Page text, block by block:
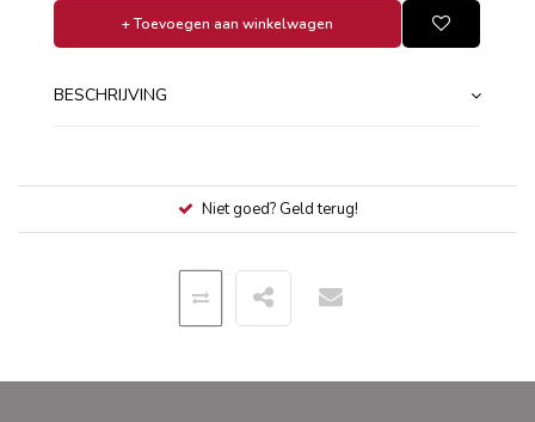
+ Toevoegen aan winkelwagen
BESCHRIJVING
Niet goed? Geld terug!